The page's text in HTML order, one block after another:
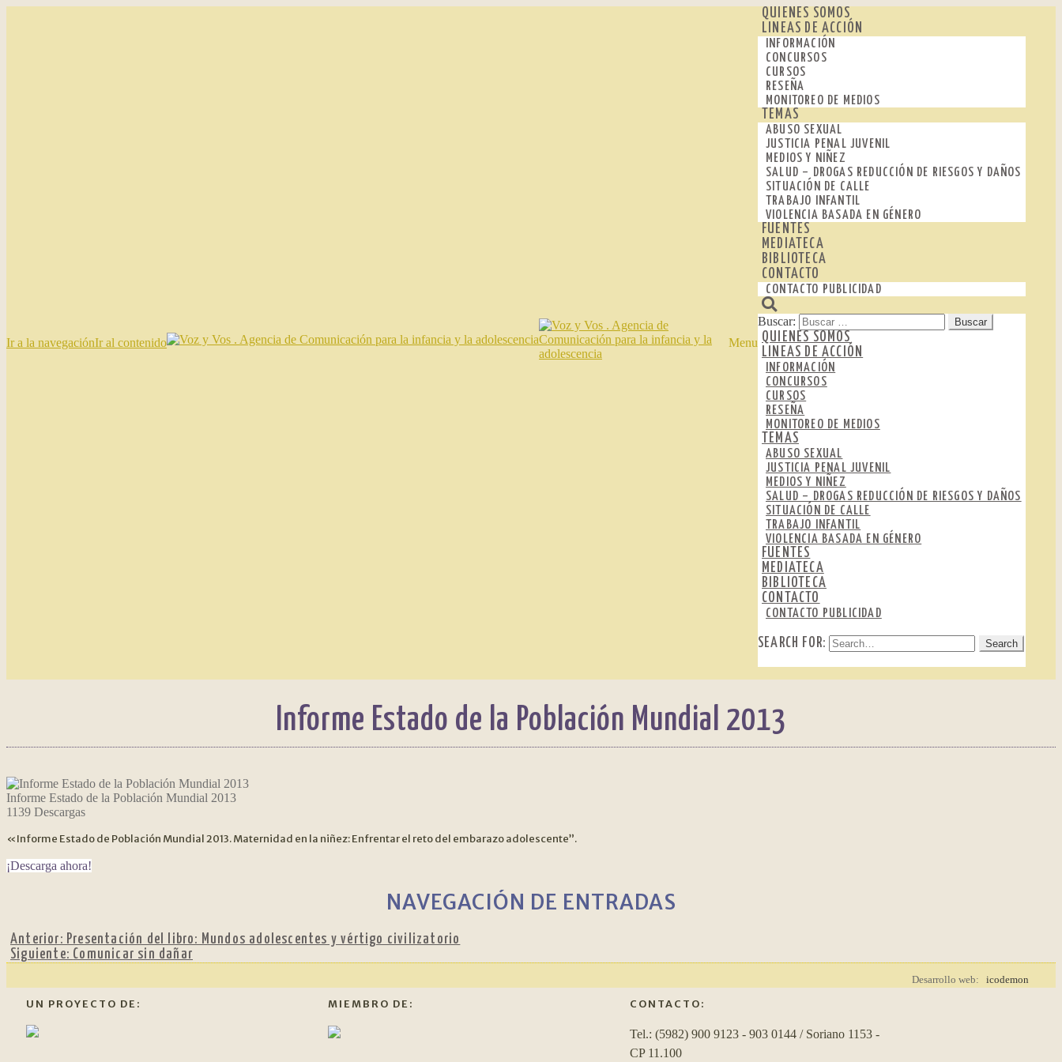
Ir a la navegaciónIr al contenido Menu
QUIENES SOMOS
LINEAS DE ACCIÓN
INFORMACIÓN
CONCURSOS
CURSOS
RESEÑA
MONITOREO DE MEDIOS
TEMAS
ABUSO SEXUAL
JUSTICIA PENAL JUVENIL
MEDIOS Y NIÑEZ
SALUD – DROGAS REDUCCIÓN DE RIESGOS Y DAÑOS
SITUACIÓN DE CALLE
TRABAJO INFANTIL
VIOLENCIA BASADA EN GÉNERO
FUENTES
MEDIATECA
BIBLIOTECA
CONTACTO
CONTACTO PUBLICIDAD
Buscar:
QUIENES SOMOS
LINEAS DE ACCIÓN
INFORMACIÓN
CONCURSOS
CURSOS
RESEÑA
MONITOREO DE MEDIOS
TEMAS
ABUSO SEXUAL
JUSTICIA PENAL JUVENIL
MEDIOS Y NIÑEZ
SALUD – DROGAS REDUCCIÓN DE RIESGOS Y DAÑOS
SITUACIÓN DE CALLE
TRABAJO INFANTIL
VIOLENCIA BASADA EN GÉNERO
FUENTES
MEDIATECA
BIBLIOTECA
CONTACTO
CONTACTO PUBLICIDAD
SEARCH FOR:
Informe Estado de la Población Mundial 2013
Informe Estado de la Población Mundial 2013
1139 Descargas
«Informe Estado de Población Mundial 2013. Maternidad en la niñez: Enfrentar el reto del embarazo adolescente”.
¡Descarga ahora!
NAVEGACIÓN DE ENTRADAS
Anterior: Presentación del libro: Mundos adolescentes y vértigo civilizatorio
Siguiente: Comunicar sin dañar
UN PROYECTO DE: MIEMBRO DE: CONTACTO:
Tel.: (5982) 900 9123 - 903 0144 / Soriano 1153 -
CP 11.100
Desarrollo web: icodemon